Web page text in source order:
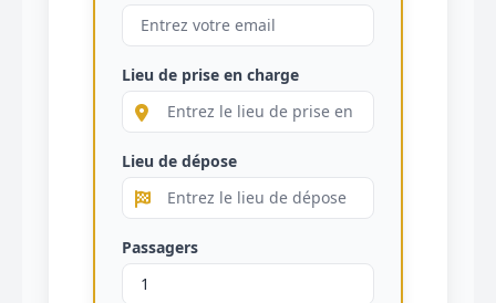
Lieu de prise en charge
Lieu de dépose
Passagers